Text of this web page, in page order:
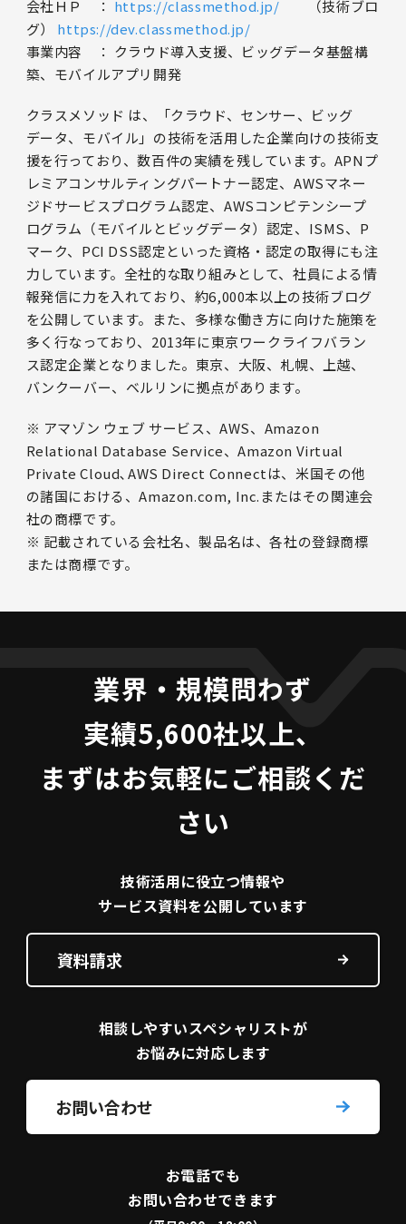
会社ＨＰ ： https://classmethod.jp/ （技術ブロ
グ） https://dev.classmethod.jp/
事業内容 ： クラウド導入支援、ビッグデータ基盤構
築、モバイルアプリ開発
クラスメソッド は、「クラウド、センサー、ビッグ
データ、モバイル」の技術を活用した企業向けの技術支
援を行っており、数百件の実績を残しています。APNプ
レミアコンサルティングパートナー認定、AWSマネー
ジドサービスプログラム認定、AWSコンピテンシープ
ログラム（モバイルとビッグデータ）認定、ISMS、P
マーク、PCI DSS認定といった資格・認定の取得にも注
力しています。全社的な取り組みとして、社員による情
報発信に力を入れており、約6,000本以上の技術ブログ
を公開しています。また、多様な働き方に向けた施策を
多く行なっており、2013年に東京ワークライフバラン
ス認定企業となりました。東京、大阪、札幌、上越、
バンクーバー、ベルリンに拠点があります。
※ アマゾン ウェブ サービス、AWS、Amazon
Relational Database Service、Amazon Virtual
Private Cloud､AWS Direct Connectは、米国その他
の諸国における、Amazon.com, Inc.またはその関連会
社の商標です。
※ 記載されている会社名、製品名は、各社の登録商標
または商標です。
業界・規模問わず
実績5,600社以上、
まずはお気軽にご相談くだ
さい
技術活用に役立つ情報や
サービス資料を公開しています
資料請求
相談しやすいスペシャリストが
お悩みに対応します
お問い合わせ
お電話でも
お問い合わせできます